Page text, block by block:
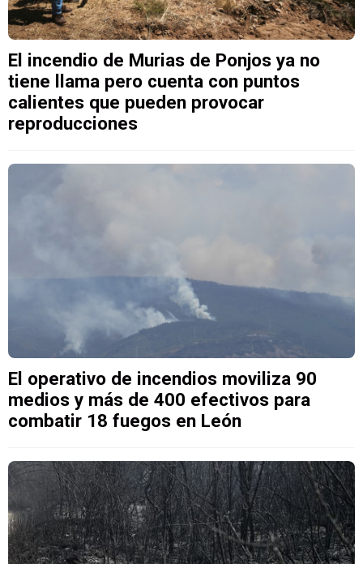
El incendio de Murias de Ponjos ya no
tiene llama pero cuenta con puntos
calientes que pueden provocar
reproducciones
El operativo de incendios moviliza 90
medios y más de 400 efectivos para
combatir 18 fuegos en León